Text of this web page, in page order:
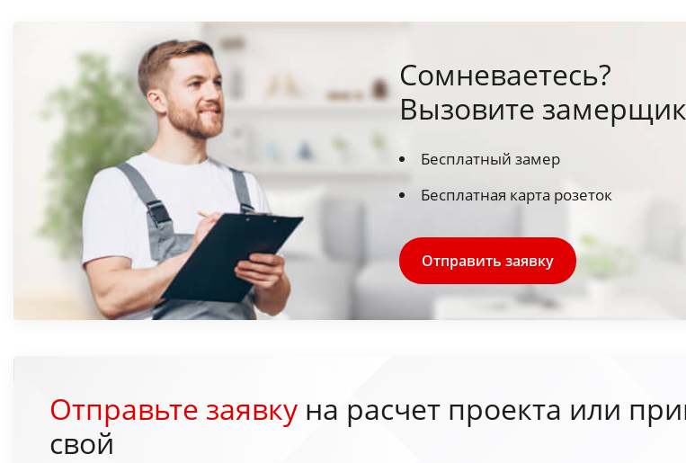
Сомневаетесь?
Вызовите
Бесплатный замер
Бесплатная карта розеток
Отправить заявку
Отправьте заявку на расчет проекта или
свой